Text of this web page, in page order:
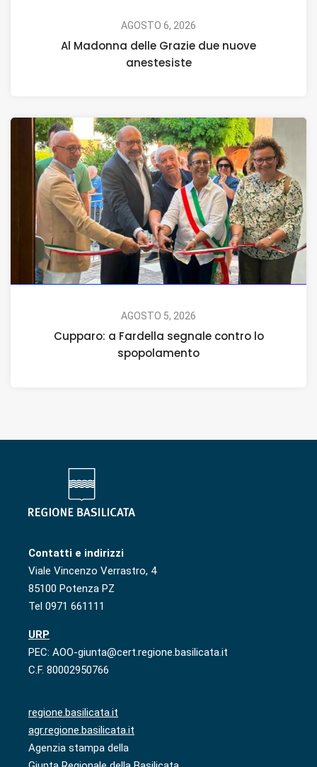
AGOSTO 6, 2026
Al Madonna delle Grazie due nuove
anestesiste
AGOSTO 5, 2026
Cupparo: a Fardella segnale contro lo
spopolamento
Contatti e indirizzi
Viale Vincenzo Verrastro, 4
85100 Potenza PZ
Tel 0971 661111
URP
PEC: AOO-giunta@cert.regione.basilicata.it
C.F. 80002950766
regione.basilicata.it
agr.regione.basilicata.it
Agenzia stampa della